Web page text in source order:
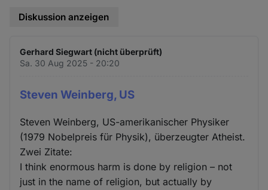
Diskussion anzeigen
Gerhard Siegwart (nicht überprüft)
Sa. 30 Aug 2025 - 20:20
Steven Weinberg, US
Steven Weinberg, US-amerikanischer Physiker
(1979 Nobelpreis für Physik), überzeugter Atheist.
Zwei Zitate:
I think enormous harm is done by religion – not
just in the name of religion, but actually by